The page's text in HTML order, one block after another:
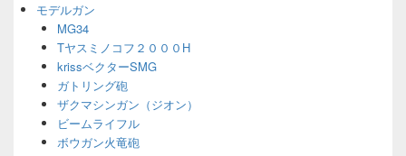
ェ
モデルガン
MG34
Tヤスミノコフ２０００H
krissベクターSMG
ガトリング砲
ザクマシンガン（ジオン）
ビームライフル
ボウガン火竜砲